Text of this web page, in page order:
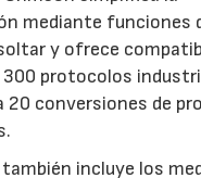
mediante funciones
y ofrece
300 protocolos
20 conversiones de
incluye los